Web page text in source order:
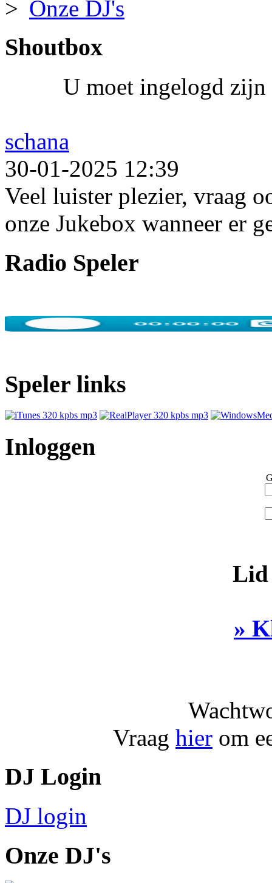
Onze DJ's
Shoutbox
U moet ingelogd zijn
schana
30-01-2025 12:39
Veel luister plezier, vraag
onze Jukebox wanneer er
Radio Speler
Speler links
Inloggen
Lid
»
Vraag hier om
DJ Login
DJ login
Onze DJ's